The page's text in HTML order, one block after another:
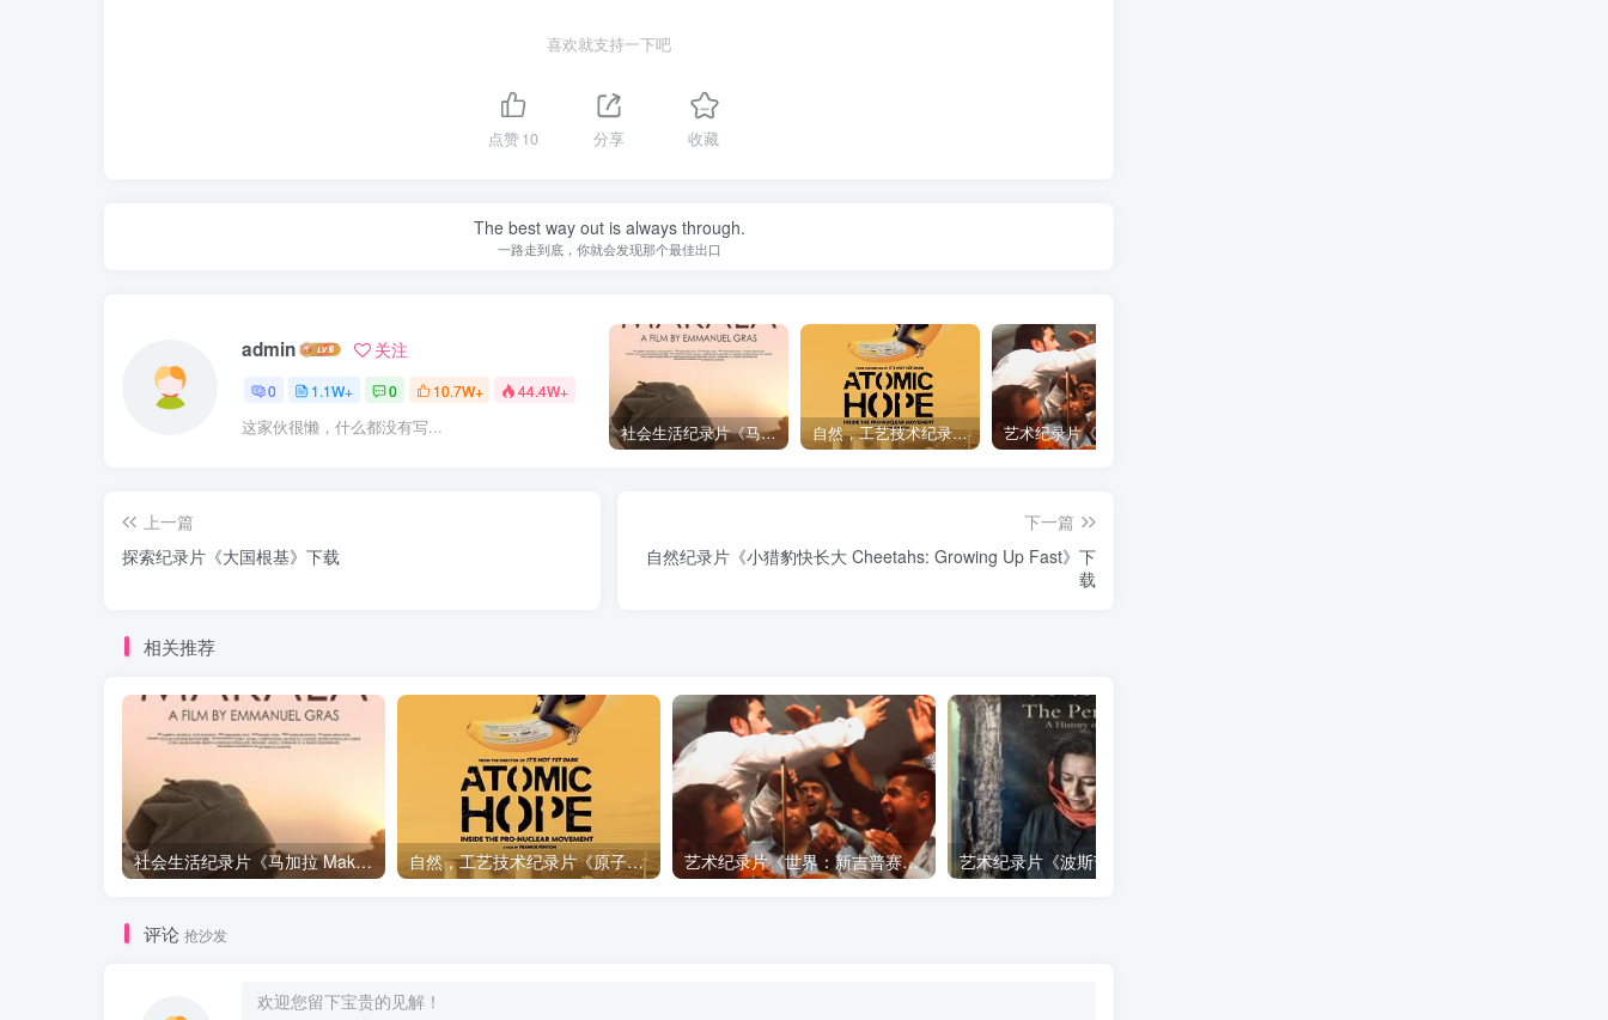
喜欢就支持一下吧
点赞10 分享 收藏
The best way out is always through.
一路走到底，你就会发现那个最佳出口
admin 关注
0 1.1W+ 0 10.7W+ 44.4W+
这家伙很懒，什么都没有写... 社会生活纪录片《马加拉 Makala》下载 自然，工艺技术纪录片《原子能的希望 Atomic Hope – Inside the Pro-Nuclear Movement》下载
上一篇
探索纪录片《大国根基》下载
下一篇
自然纪录片《小猎豹快长大 Cheetahs: Growing Up Fast》下
载
相关推荐
社会生活纪录片《马加拉 Makala》下载 自然，工艺技术纪录片《原子能的希望 Atomic Hope – Inside the Pro-Nuclear Movement》下载 艺术纪录片《世界：新吉普赛之王 This World: The New Gypsy Kings》下载
评论 抢沙发